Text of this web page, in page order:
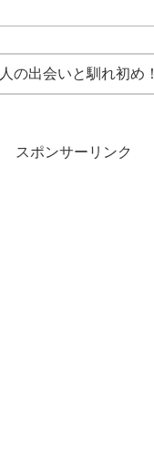
の出会いと馴れ初め！
スポンサーリンク